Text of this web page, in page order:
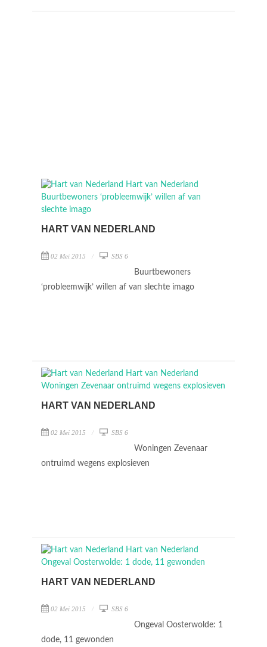
HART VAN NEDERLAND
02 Mei 2015 SBS 6
Buurtbewoners
‘probleemwijk’ willen af van slechte imago
HART VAN NEDERLAND
02 Mei 2015 SBS 6
Woningen Zevenaar
ontruimd wegens explosieven
HART VAN NEDERLAND
02 Mei 2015 SBS 6
Ongeval Oosterwolde: 1
dode, 11 gewonden